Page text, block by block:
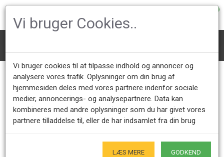
Jens Harald Quistgaard
Kundeservice +45 28491875
Mandag - Fredag 9.00 - 17.00
Åbningstider showroom
Kun på forudgående aftale - Hverdage
Kun Originale varer
Vi bruger Cookies..
Vi bruger cookies til at tilpasse indhold og annoncer og
analysere vores trafik. Oplysninger om din brug af
hjemmesiden deles med vores partnere indenfor sociale
medier, annoncerings- og analysepartnere. Data kan
kombineres med andre oplysninger som du har givet vores
partnere tilladdelse til, eller de har indsamlet fra din brug
LÆS MERE GODKEND